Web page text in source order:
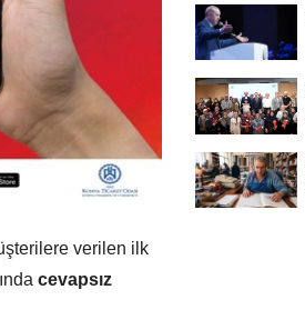
verilen ilk
cevapsız